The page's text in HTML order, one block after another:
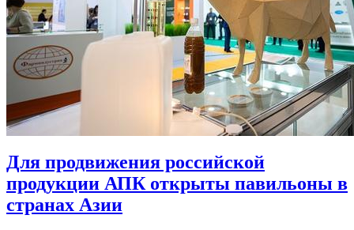
Для продвижения российской
продукции АПК открыты павильоны в
странах Азии